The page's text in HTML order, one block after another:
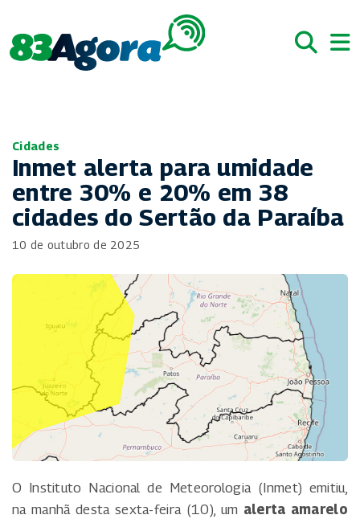
Cidades
Inmet alerta para umidade
entre 30% e 20% em 38
cidades do Sertão da Paraíba
10 de outubro de 2025
O Instituto Nacional de Meteorologia (Inmet) emitiu,
na manhã desta sexta-feira (10), um alerta amarelo